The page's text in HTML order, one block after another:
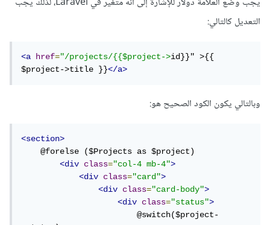
التعديل كالتالي:
<a href="/projects/{{$project->id}}" >{{
$project->title }}</a>
وبالتالي يكون الكود الصحيح هو:
<section>
    @forelse ($Projects as $project)
<div
class="col-4 mb-4">
<div
class="card">
<div
class="card-body">
<div
class="status">
                        @switch($project-